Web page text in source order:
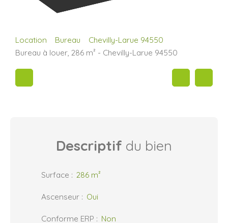
Location Bureau
Chevilly-Larue 94550
Bureau à louer, 286 m² - Chevilly-Larue 94550
Descriptif du bien
Surface : 286 m²
Ascenseur : Oui
Conforme ERP : Non